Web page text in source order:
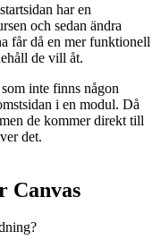
har en
och sedan ändra
får då en mer funktionell
de vill åt.
inte finns någon
i en modul. Då
de kommer direkt till
det.
Canvas